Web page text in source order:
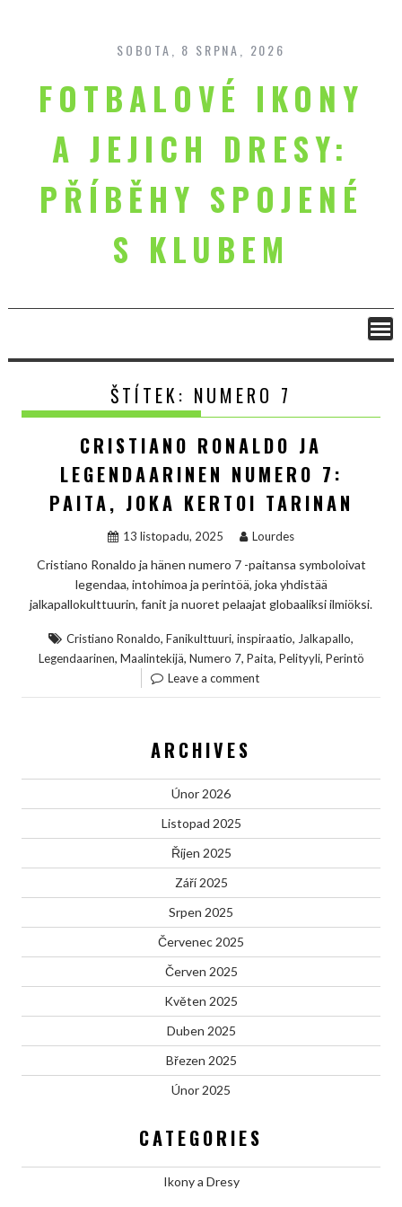
content
SOBOTA, 8 SRPNA, 2026
FOTBALOVÉ IKONY
A JEJICH DRESY:
PŘÍBĚHY SPOJENÉ
S KLUBEM
ŠTÍTEK: NUMERO 7
CRISTIANO RONALDO JA
LEGENDAARINEN NUMERO 7:
PAITA, JOKA KERTOI TARINAN
13 listopadu, 2025 Lourdes
Cristiano Ronaldo ja hänen numero 7 -paitansa symboloivat
legendaa, intohimoa ja perintöä, joka yhdistää
jalkapallokulttuurin, fanit ja nuoret pelaajat globaaliksi ilmiöksi.
Cristiano Ronaldo, Fanikulttuuri, inspiraatio, Jalkapallo,
Legendaarinen, Maalintekijä, Numero 7, Paita, Pelityyli, Perintö
Leave a comment
ARCHIVES
Únor 2026
Listopad 2025
Říjen 2025
Září 2025
Srpen 2025
Červenec 2025
Červen 2025
Květen 2025
Duben 2025
Březen 2025
Únor 2025
CATEGORIES
Ikony a Dresy